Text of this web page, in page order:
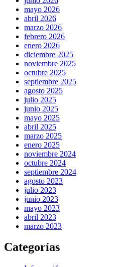
mayo 2026
abril 2026
marzo 2026
febrero 2026
enero 2026
diciembre 2025
noviembre 2025
octubre 2025
septiembre 2025
agosto 2025
julio 2025
junio 2025
mayo 2025
abril 2025
marzo 2025
enero 2025
noviembre 2024
octubre 2024
septiembre 2024
agosto 2023
julio 2023
junio 2023
mayo 2023
abril 2023
marzo 2023
Categorías